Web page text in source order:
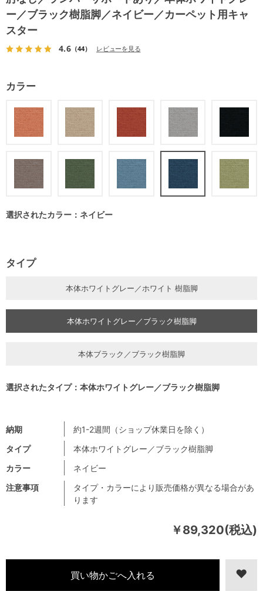
ー／ブラック樹脂脚／ネイビー／カーペット用キャ
スター
4.6（44） レビューを見る
￥89,320(税込)
注意事項
タイプ・カラーにより販売価格が異なる場合があ
ります
納期
約1-2週間（ショップ休業日を除く）
タイプ
本体ホワイトグレー／ブラック樹脂脚
カラー
ネイビー
カラー
選択されたカラー：ネイビー
タイプ
本体ホワイトグレー／ホワイト 樹脂脚
本体ホワイトグレー／ブラック樹脂脚
本体ブラック／ブラック樹脂脚
選択されたタイプ：本体ホワイトグレー／ブラック樹脂脚